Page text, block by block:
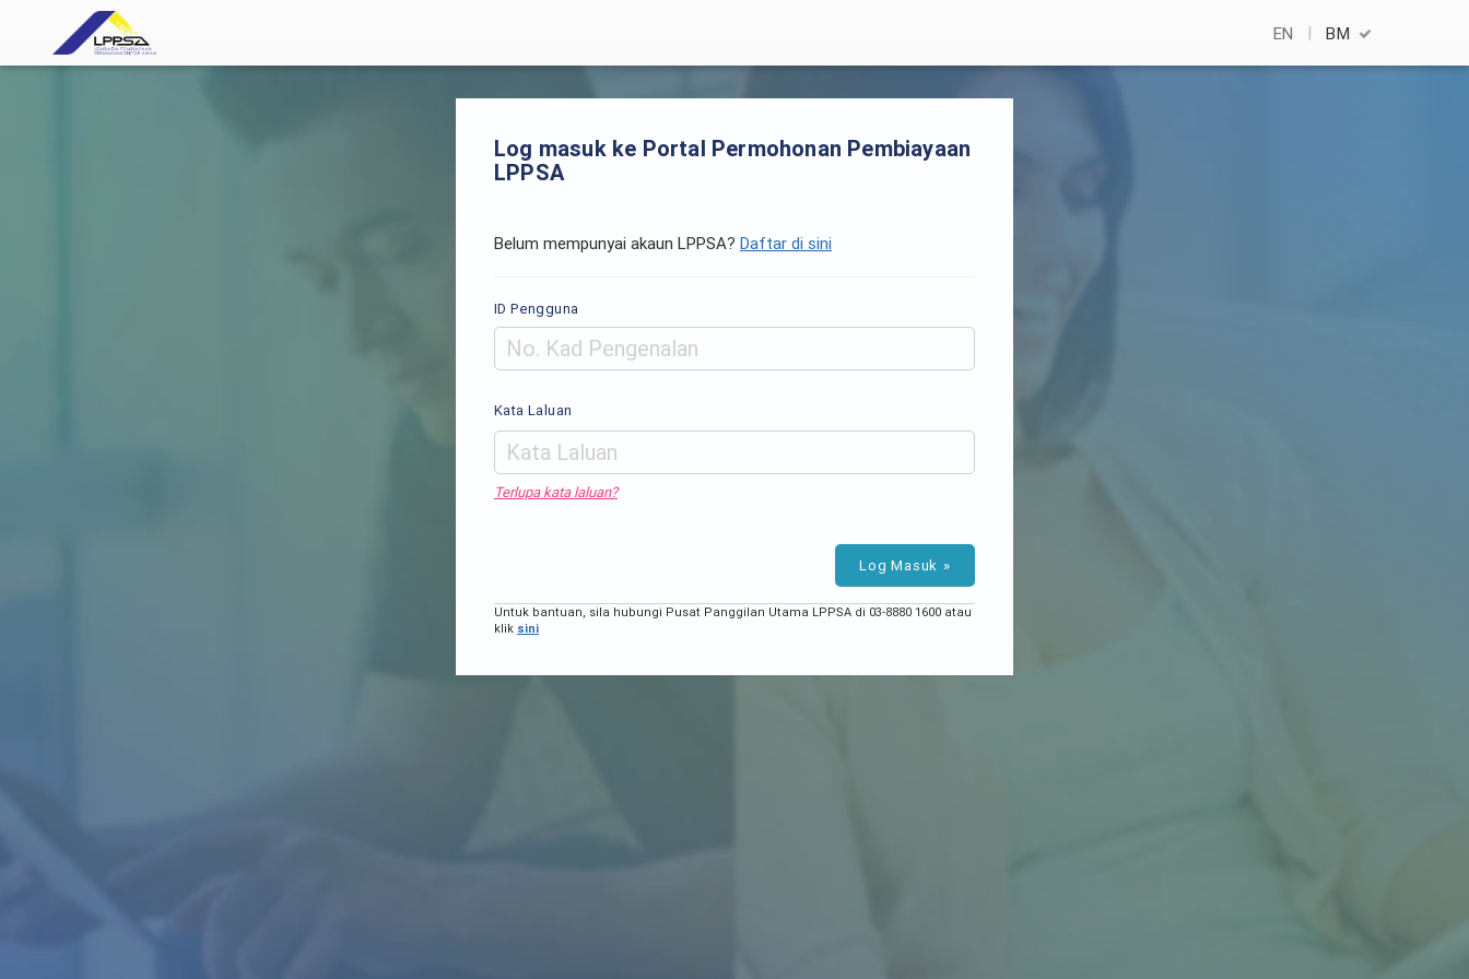
EN BM
Log masuk ke Portal Permohonan Pembiayaan
LPPSA
Belum mempunyai akaun LPPSA? Daftar di sini
ID Pengguna
Kata Laluan
Terlupa kata laluan?
Log Masuk
Untuk bantuan, sila hubungi Pusat Panggilan Utama LPPSA di 03-8880 1600 atau
klik sini